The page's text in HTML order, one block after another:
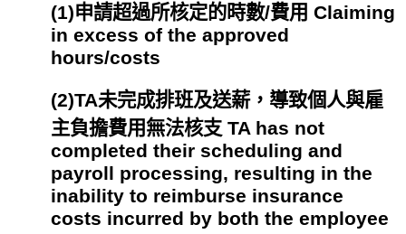
(1)申請超過所核定的時數/費用 Claiming
in excess of the approved
hours/costs
(2)TA未完成排班及送薪，導致個人與雇
主負擔費用無法核支 TA has not
completed their scheduling and
payroll processing, resulting in the
inability to reimburse insurance
costs incurred by both the employee